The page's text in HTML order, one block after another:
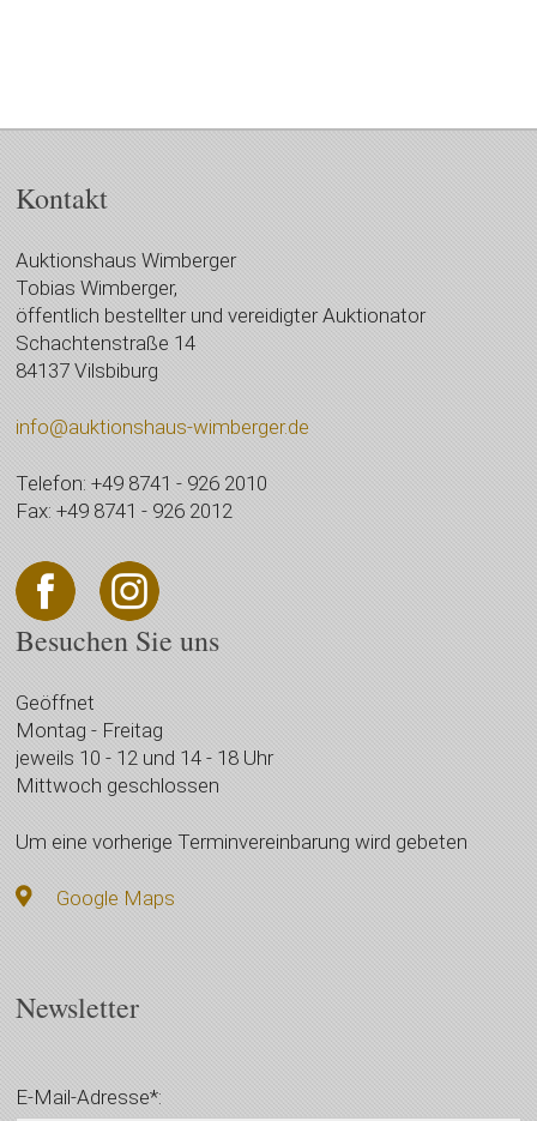
Kontakt
Auktionshaus Wimberger
Tobias Wimberger,
öffentlich bestellter und vereidigter Auktionator
Schachtenstraße 14
84137 Vilsbiburg
info@auktionshaus-wimberger.de
Telefon: +49 8741 - 926 2010
Fax: +49 8741 - 926 2012
Besuchen Sie uns
Geöffnet
Montag - Freitag
jeweils 10 - 12 und 14 - 18 Uhr
Mittwoch geschlossen
Um eine vorherige Terminvereinbarung wird gebeten
Google Maps
Newsletter
E-Mail-Adresse*: